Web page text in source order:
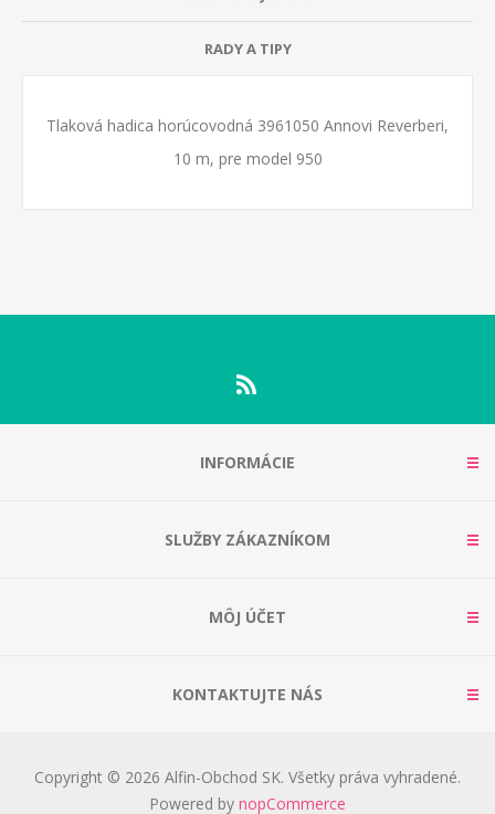
RADY A TIPY
Tlaková hadica horúcovodná 3961050 Annovi Reverberi,
10 m, pre model 950
INFORMÁCIE
SLUŽBY ZÁKAZNÍKOM
MÔJ ÚČET
KONTAKTUJTE NÁS
Copyright © 2026 Alfin-Obchod SK. Všetky práva vyhradené.
Powered by nopCommerce